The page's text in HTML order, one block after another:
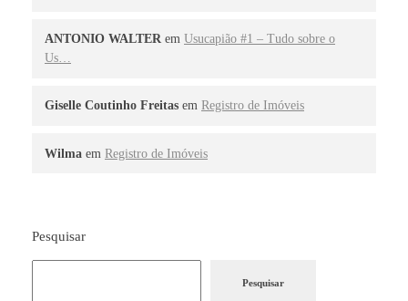
ANTONIO WALTER em Usucapião #1 – Tudo sobre o
Us…
Giselle Coutinho Freitas em Registro de Imóveis
Wilma em Registro de Imóveis
Pesquisar
Pesquisar